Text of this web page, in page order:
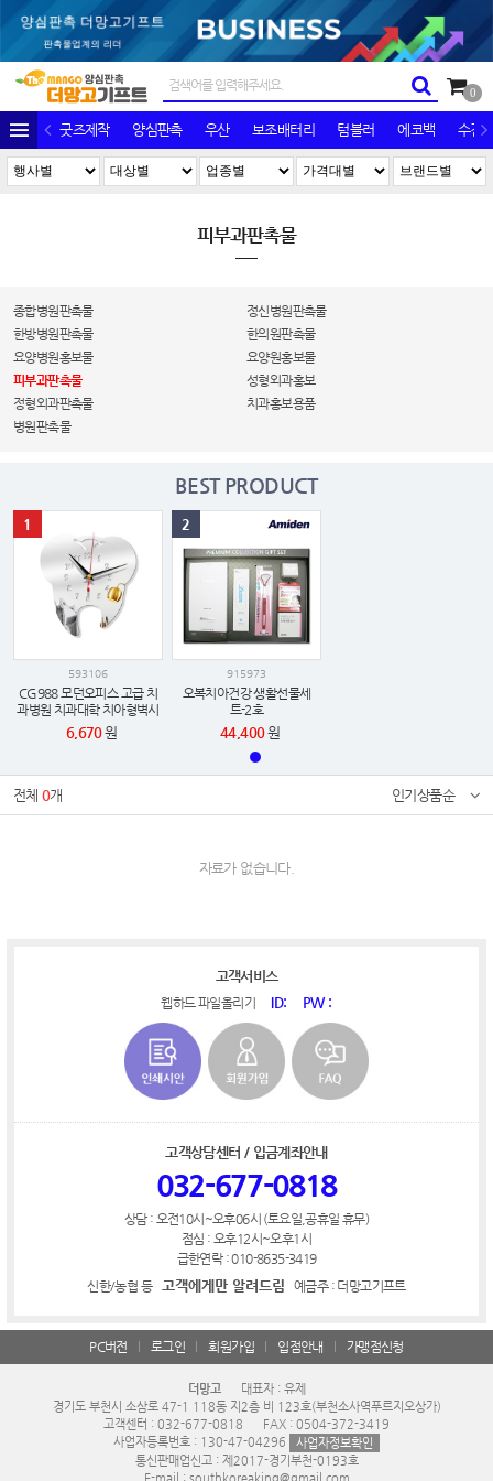
0
굿즈제작 양심판촉 우산 보조배터리 텀블러 에코백 수건/
피부과판촉물
종합병원판촉물
정신병원판촉물
한방병원판촉물
한의원판촉물
요양병원홍보물
요양원홍보물
피부과판촉물
성형외과홍보
정형외과판촉물
치과홍보용품
병원판촉물
BEST PRODUCT
593106
CG988 모던오피스 고급 치
과병원 치과대학 치아형벽시
계
6,670원
1
915973
오복치아건강 생활선물세
트-2호
44,400원
2
전체0개 인기상품순
자료가 없습니다.
고객서비스
웹하드 파일올리기 ID: PW :
고객상담센터 / 입금계좌안내
032-677-0818
상담 : 오전10시~오후06시 (토요일,공휴일 휴무)
점심 : 오후12시~오후1시
급한연락 : 010-8635-3419
신한/농협 등 고객에게만 알려드림 예금주 : 더망고기프트
PC버전 로그인 회원가입 입점안내 가맹점신청
더망고
대표자 : 유제
경기도 부천시 소삼로 47-1 118동 지2층 비 123호(부천소사역푸르지오상가)
고객센터 : 032-677-0818
FAX : 0504-372-3419
사업자등록번호 : 130-47-04296
사업자정보확인
통신판매업신고 : 제2017-경기부천-0193호